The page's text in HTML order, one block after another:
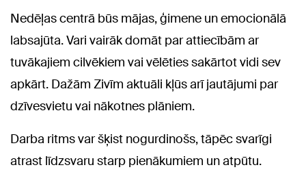
Nedēļas centrā būs mājas, ģimene un emocionālā
labsajūta. Vari vairāk domāt par attiecībām ar
tuvākajiem cilvēkiem vai vēlēties sakārtot vidi sev
apkārt. Dažām Zivīm aktuāli kļūs arī jautājumi par
dzīvesvietu vai nākotnes plāniem.
Darba ritms var šķist nogurdinošs, tāpēc svarīgi
atrast līdzsvaru starp pienākumiem un atpūtu.